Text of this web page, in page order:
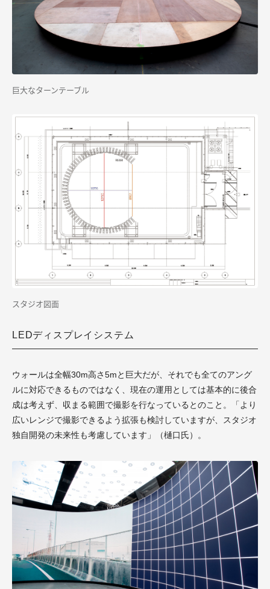
巨大なターンテーブル
スタジオ図面
LEDディスプレイシステム
ウォールは全幅30m高さ5mと巨大だが、それでも全てのアング
ルに対応できるものではなく、現在の運用としては基本的に後合
成は考えず、収まる範囲で撮影を行なっているとのこと。「より
広いレンジで撮影できるよう拡張も検討していますが、スタジオ
独自開発の未来性も考慮しています」（樋口氏）。